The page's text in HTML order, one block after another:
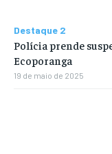
Destaque 2
Polícia prende
Ecoporanga
19 de maio de 2025